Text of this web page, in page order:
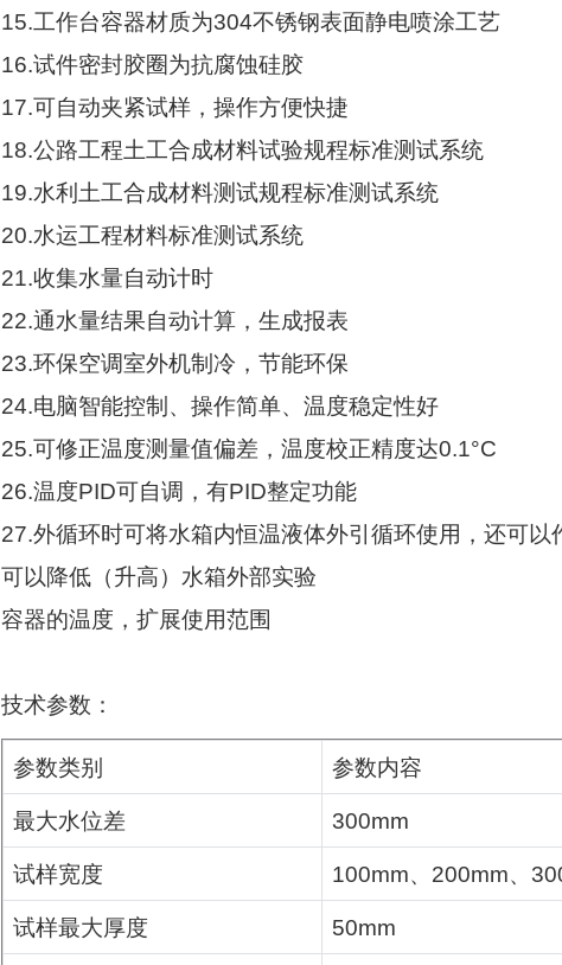
15.工作台容器材质为304不锈钢表面静电喷涂工艺
16.试件密封胶圈为抗腐蚀硅胶
17.可自动夹紧试样，操作方便快捷
18.公路工程土工合成材料试验规程标准测试系统
19.水利土工合成材料测试规程标准测试系统
20.水运工程材料标准测试系统
21.收集水量自动计时
22.通水量结果自动计算，生成报表
23.环保空调室外机制冷，节能环保
24.电脑智能控制、操作简单、温度稳定性好
25.可修正温度测量值偏差，温度校正精度达0.1°C
26.温度PID可自调，有PID整定功能
27.外循环时可将水箱内恒温液体外引循环使用，还可以
可以降低（升高）水箱外部实验
容器的温度，扩展使用范围
技术参数：
参数类别 参数内容
最大水位差 300mm
试样宽度 100mm、 200mm、
试样最大厚度 50mm